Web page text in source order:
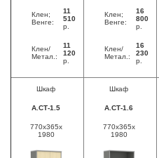
Клен;
Венге:
11
510
р.
Клен/
Метал.:
11
120
р.
Клен;
Венге:
16
800
р.
Клен/
Метал.:
16
230
р.
Шкаф
А.СТ-1.5
770x365x
1980
Шкаф
А.СТ-1.6
770x365x
1980